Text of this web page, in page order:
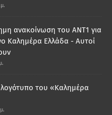
ανακοίνωση του ΑΝΤ1 για
Καλημέρα Ελλάδα - Αυτοί
λογότυπο του «Καλημέρα